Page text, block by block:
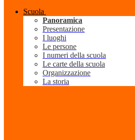
Scuola
Panoramica
Presentazione
I luoghi
Le persone
I numeri della scuola
Le carte della scuola
Organizzazione
La storia